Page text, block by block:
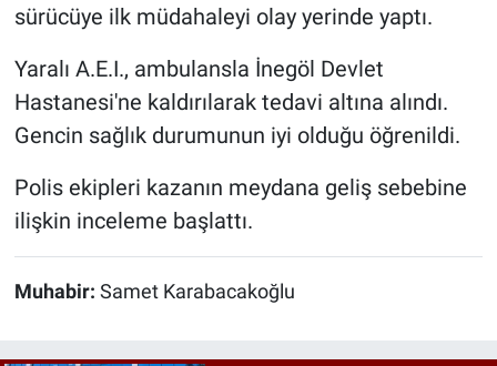
sürücüye ilk müdahaleyi olay yerinde yaptı.
Yaralı A.E.I., ambulansla İnegöl Devlet
Hastanesi'ne kaldırılarak tedavi altına alındı.
Gencin sağlık durumunun iyi olduğu öğrenildi.
Polis ekipleri kazanın meydana geliş sebebine
ilişkin inceleme başlattı.
Muhabir: Samet Karabacakoğlu